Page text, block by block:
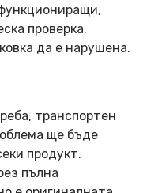
проверка.
да е нарушена.
транспортен
ще бъде
продукт.
пълна